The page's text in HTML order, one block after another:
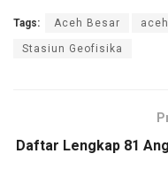
Tags: Aceh Besar
Stasiun Geofisika
Daftar Lengkap 81